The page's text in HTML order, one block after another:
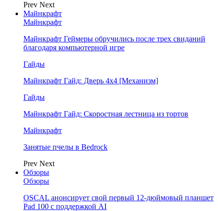
Prev Next
Майнкрафт
Майнкрафт
Майнкрафт Геймеры обручились после трех свиданий
благодаря компьютерной игре
Гайды
Майнкрафт Гайд: Дверь 4х4 [Механизм]
Гайды
Майнкрафт Гайд: Скоростная лестница из тортов
Майнкрафт
Занятые пчелы в Bedrock
Prev Next
Обзоры
Обзоры
OSCAL анонсирует свой первый 12-дюймовый планшет
Pad 100 с поддержкой AI